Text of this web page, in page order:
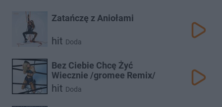
Zatańczę z Aniołami
hit Doda
Bez Ciebie Chcę Żyć
Wiecznie /gromee Remix/
hit Doda